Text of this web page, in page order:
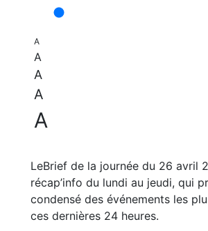
A
A
A
A
A
LeBrief de la journée du 26 avril
récap’info du lundi au jeudi, qui
condensé des événements les
ces dernières 24 heures.